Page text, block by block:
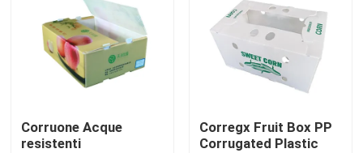
Scatole ondulate di verdure
Contenitori ondulati di frutta
Guardia di plastica ondulata dell'albero
Corruone Acque
resistenti
Corregx Fruit Box PP
Corrugated Plastic